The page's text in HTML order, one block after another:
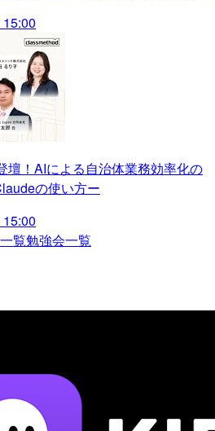
壇！AIによる自治体業務効率化の
の使い方ー
覧勉強会一覧